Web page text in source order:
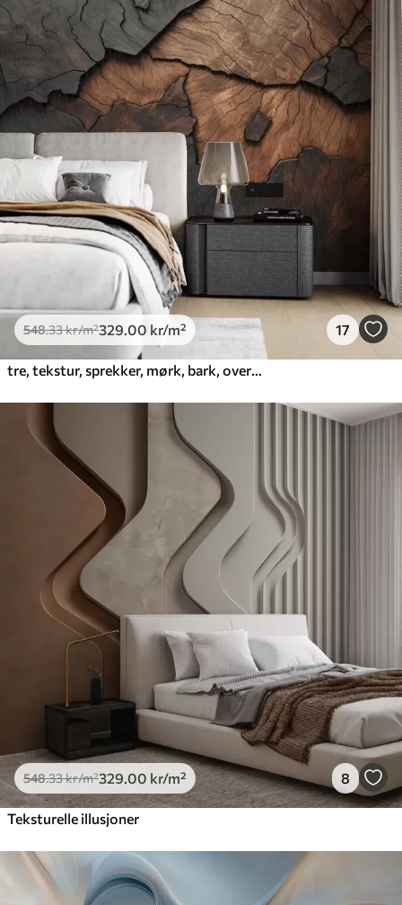
548.33kr/m²329 .00 kr/m² 17
548.33kr/m²329 .00 kr/m² 8
Teksturelle illusjoner